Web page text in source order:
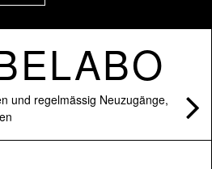
und regelmässig Neuzugänge,